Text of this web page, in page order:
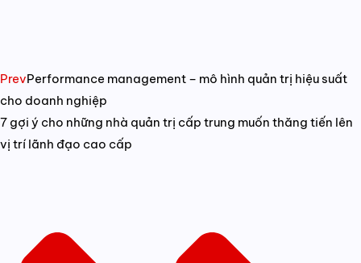
PrevPerformance management – mô hình quản trị hiệu suất
cho doanh nghiệp
7 gợi ý cho những nhà quản trị cấp trung muốn thăng tiến lên
vị trí lãnh đạo cao cấp